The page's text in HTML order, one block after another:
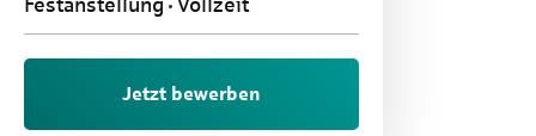
Jetzt bewerben